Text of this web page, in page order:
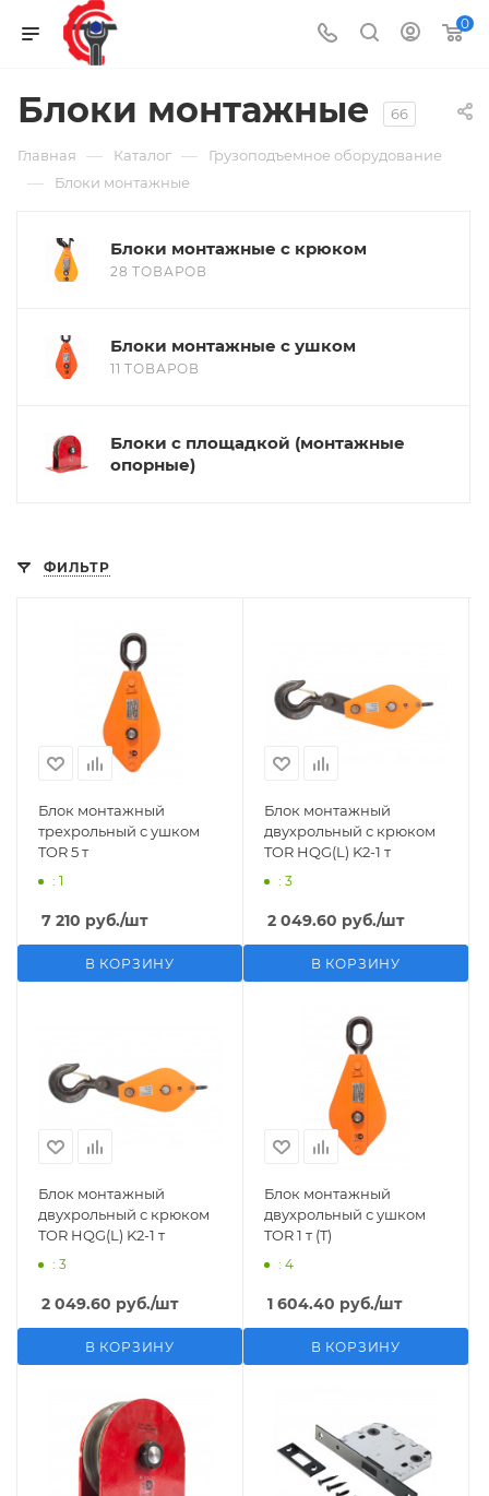
0
Блоки монтажные 66
Главная — Каталог — Грузоподъемное оборудование
— Блоки монтажные
Блоки монтажные с крюком
28 ТОВАРОВ
Блоки монтажные с ушком
11 ТОВАРОВ
Блоки с площадкой (монтажные
опорные)
ФИЛЬТР
Блок монтажный
трехрольный с ушком
TOR 5 т
: 1
7 210 руб./шт
В КОРЗИНУ
Блок монтажный
двухрольный с крюком
TOR HQG(L) K2-1 т
: 3
2 049.60 руб./шт
В КОРЗИНУ
Блок монтажный
двухрольный с крюком
TOR HQG(L) K2-1 т
: 3
2 049.60 руб./шт
В КОРЗИНУ
Блок монтажный
двухрольный с ушком
TOR 1 т (T)
: 4
1 604.40 руб./шт
В КОРЗИНУ